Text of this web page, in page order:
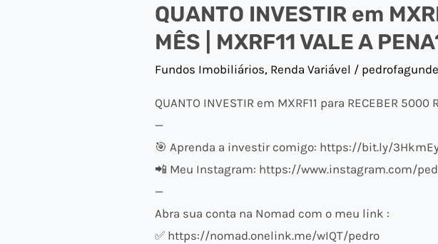
QUANTO INVESTIR em
MÊS | MXRF11 VALE A
Fundos Imobiliários, Renda Variável /
QUANTO INVESTIR em MXRF11 para RECEBER 5000
—
🎯 Aprenda a investir comigo: https://bit.ly/
📲 Meu Instagram: https://www.instagram.com/
—
Abra sua conta na Nomad com o meu link :
✅ https://nomad.onelink.me/wIQT/pedro